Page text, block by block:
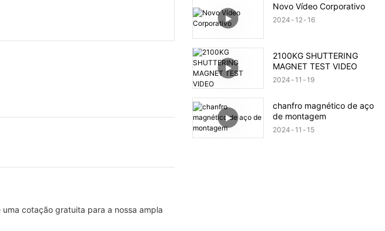
cotação gratuita para a nossa ampla
Novo Vídeo Corporativo
2024 12 16
2100KG SHUTTERING
MAGNET TEST VIDEO
2024 11 19
chanfro magnético de aço
de montagem
2024 11 15